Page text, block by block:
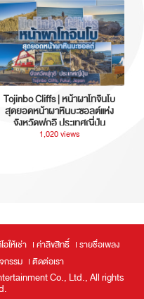
Tojinbo Cliffs | หน้าผาโทจินโบ
สุดยอดหน้าผาหินบะซอลต์แห่ง
จังหวัดฟุกุอิ ประเทศญี่ปุ่น
1,020 views
ให้เช่า ค่าลิขสิทธิ์
รายชื่อเพลง
กรรม ติดต่อเรา
Co., Ltd., All rights